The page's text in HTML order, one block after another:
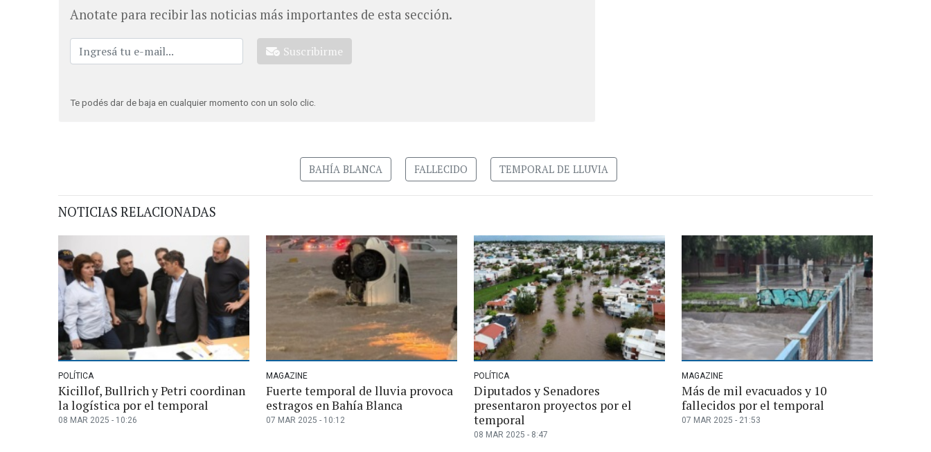
Anotate para recibir las noticias más importantes de esta sección.
Suscribirme
Te podés dar de baja en cualquier momento con un solo clic.
BAHÍA BLANCA FALLECIDO TEMPORAL DE LLUVIA
NOTICIAS RELACIONADAS
POLÍTICA
Kicillof, Bullrich y Petri coordinan
la logística por el temporal
08 MAR 2025 - 10:26
MAGAZINE
Fuerte temporal de lluvia provoca
estragos en Bahía Blanca
07 MAR 2025 - 10:12
POLÍTICA
Diputados y Senadores
presentaron proyectos por el
temporal
08 MAR 2025 - 8:47
MAGAZINE
Más de mil evacuados y 10
fallecidos por el temporal
07 MAR 2025 - 21:53